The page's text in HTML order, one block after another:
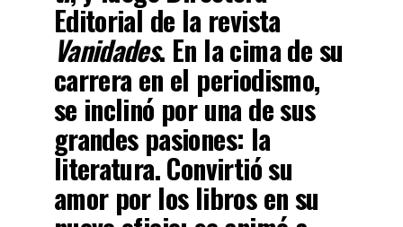
Editorial de la revista
Vanidades. En la cima de su
carrera en el periodismo,
se inclinó por una de sus
grandes pasiones: la
literatura. Convirtió su
amor por los libros en su